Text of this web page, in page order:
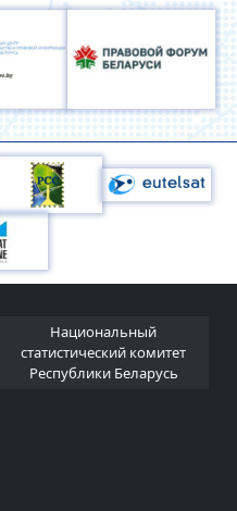
Национальный
статистический комитет
Республики Беларусь